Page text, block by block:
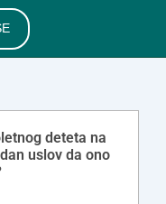
deteta na
uslov da ono